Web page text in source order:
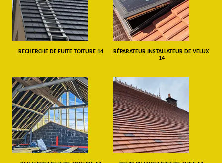
RECHERCHE DE FUITE TOITURE 14
RÉPARATEUR INSTALLATEUR DE VELUX
14